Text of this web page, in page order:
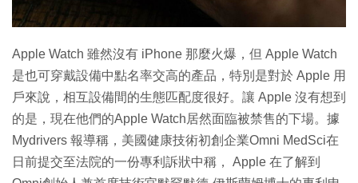
Apple Watch 雖然沒有 iPhone 那麼火爆，但 Apple Watch
是也可穿戴設備中點名率交高的產品，特別是對於 Apple 用
戶來說，相互設備間的生態匹配度很好。讓 Apple 沒有想到
的是，現在他們的Apple Watch居然面臨被禁售的下場。據
Mydrivers 報導稱，美國健康技術初創企業Omni MedSci在
日前提交至法院的一份專利訴狀中稱， Apple 在了解到